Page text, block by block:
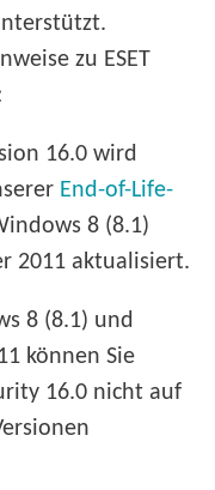
zu ESET
16.0 wird
End-of-Life-
8 (8.1)
2011 aktualisiert.
8 (8.1) und
können Sie
16.0 nicht auf